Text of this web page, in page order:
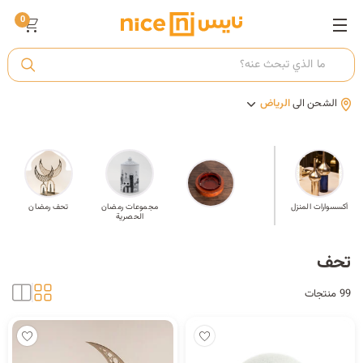
أ الشحن الىالرياض
0
أكسسوارات المنزل
إطارات صور
مجموعات رمضان
الحصرية
تحف رمضان
تحف
99 منتجات